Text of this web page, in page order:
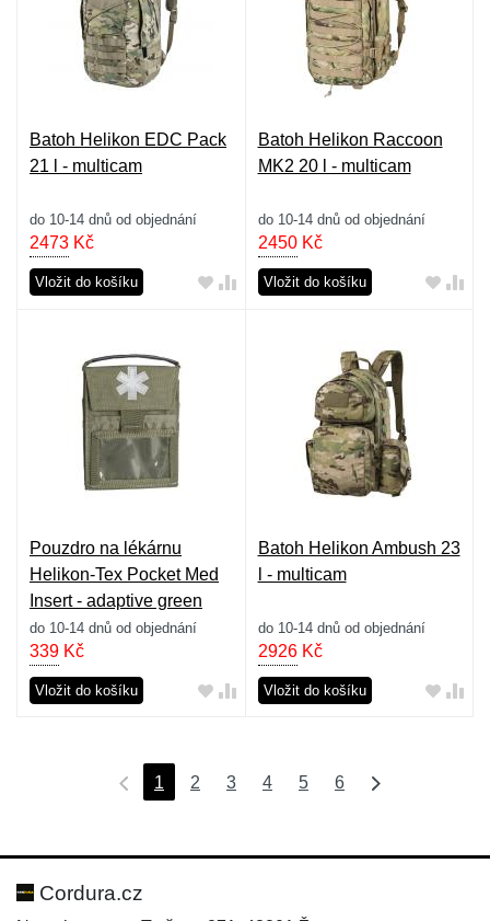
Batoh Helikon EDC Pack
21 l - multicam
do 10-14 dnů od objednání
2473 Kč
Vložit do košíku
Batoh Helikon Raccoon
MK2 20 l - multicam
do 10-14 dnů od objednání
2450Kč
Vložit do košíku
Pouzdro na lékárnu
Helikon-Tex Pocket Med
Insert - adaptive green
do 10-14 dnů od objednání
339 Kč
Vložit do košíku
Batoh Helikon Ambush 23
l - multicam
do 10-14 dnů od objednání
2926Kč
Vložit do košíku
1 2 3 4 5 6
Cordura.cz